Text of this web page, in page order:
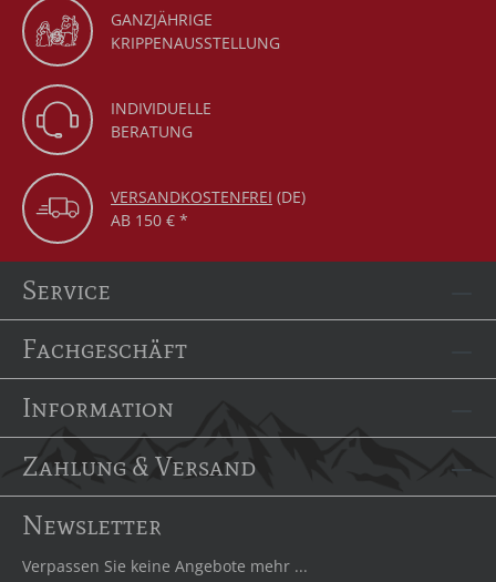
GANZJÄHRIGE
KRIPPENAUSSTELLUNG
INDIVIDUELLE
BERATUNG
VERSANDKOSTENFREI (DE)
AB 150 € *
Service
Fachgeschäft
Information
Zahlung & Versand
Newsletter
Verpassen Sie keine Angebote mehr ...